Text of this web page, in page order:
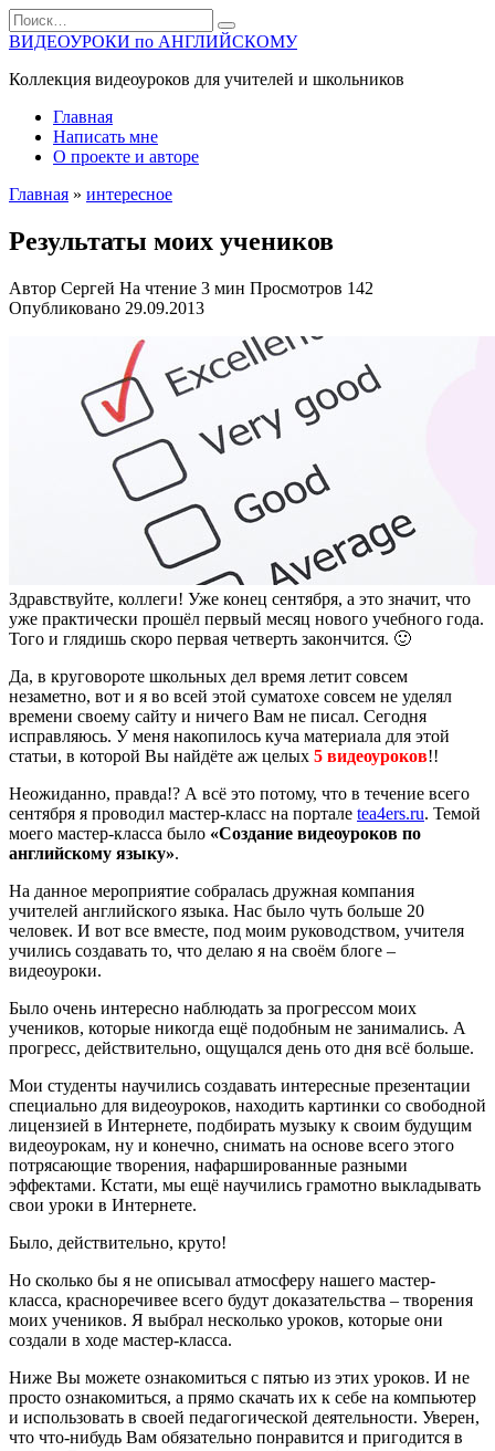
Перейти
к
содержанию
Search
for:
ВИДЕОУРОКИ по АНГЛИЙСКОМУ
Коллекция видеоуроков для учителей и школьников
Главная
Написать мне
О проекте и авторе
Главная » интересное
Результаты моих учеников
Автор Сергей На чтение 3 мин Просмотров 142
Опубликовано 29.09.2013
Здравствуйте, коллеги! Уже конец сентября, а это значит, что
уже практически прошёл первый месяц нового учебного года.
Того и глядишь скоро первая четверть закончится. 🙂
Да, в круговороте школьных дел время летит совсем
незаметно, вот и я во всей этой суматохе совсем не уделял
времени своему сайту и ничего Вам не писал. Сегодня
исправляюсь. У меня накопилось куча материала для этой
статьи, в которой Вы найдёте аж целых 5 видеоуроков!!
Неожиданно, правда!? А всё это потому, что в течение всего
сентября я проводил мастер-класс на портале tea4ers.ru. Темой
моего мастер-класса было «Создание видеоуроков по
английскому языку».
На данное мероприятие собралась дружная компания
учителей английского языка. Нас было чуть больше 20
человек. И вот все вместе, под моим руководством, учителя
учились создавать то, что делаю я на своём блоге –
видеоуроки.
Было очень интересно наблюдать за прогрессом моих
учеников, которые никогда ещё подобным не занимались. А
прогресс, действительно, ощущался день ото дня всё больше.
Мои студенты научились создавать интересные презентации
специально для видеоуроков, находить картинки со свободной
лицензией в Интернете, подбирать музыку к своим будущим
видеоурокам, ну и конечно, снимать на основе всего этого
потрясающие творения, нафаршированные разными
эффектами. Кстати, мы ещё научились грамотно выкладывать
свои уроки в Интернете.
Было, действительно, круто!
Но сколько бы я не описывал атмосферу нашего мастер-
класса, красноречивее всего будут доказательства – творения
моих учеников. Я выбрал несколько уроков, которые они
создали в ходе мастер-класса.
Ниже Вы можете ознакомиться с пятью из этих уроков. И не
просто ознакомиться, а прямо скачать их к себе на компьютер
и использовать в своей педагогической деятельности. Уверен,
что что-нибудь Вам обязательно понравится и пригодится в